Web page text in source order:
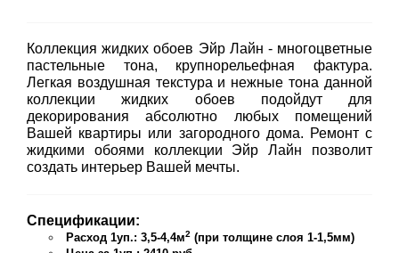
Коллекция жидких обоев Эйр Лайн - многоцветные
пастельные тона, крупнорельефная фактура.
Легкая воздушная текстура и нежные тона данной
коллекции жидких обоев подойдут для
декорирования абсолютно любых помещений
Вашей квартиры или загородного дома. Ремонт с
жидкими обоями коллекции Эйр Лайн позволит
создать интерьер Вашей мечты.
Спецификации:
Расход 1уп.: 3,5-4,4м2 (при толщине слоя 1-1,5мм)